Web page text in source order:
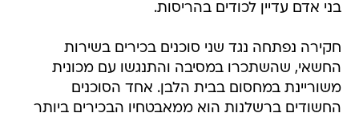
בני אדם עדיין לכודים בהריסות.
חקירה נפתחה נגד שני סוכנים בכירים בשירות
החשאי, שהשתכרו במסיבה והתנגשו עם מכונית
משוריינת במחסום בבית הלבן. אחד הסוכנים
החשודים ברשלנות הוא ממאבטחיו הבכירים ביותר